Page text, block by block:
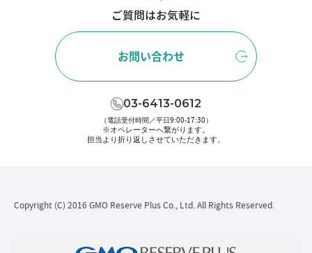
ご質問はお気軽に
お問い合わせ
03-6413-0612
（電話受付時間／平日9:00-17:30）
※オペレーターへ繋がります。
担当より折り返しさせていただきます。
Copyright (C) 2016 GMO Reserve Plus Co., Ltd. All Rights Reserved.